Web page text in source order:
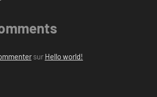
sur Hello world!